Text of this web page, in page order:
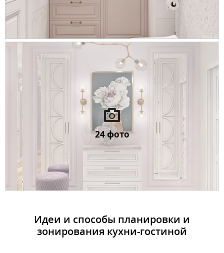
24 фото
Идеи и способы планировки и
зонирования кухни-гостиной